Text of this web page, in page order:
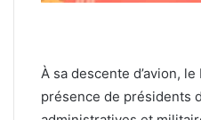
‎À sa descente d’avion,
présence de présidents